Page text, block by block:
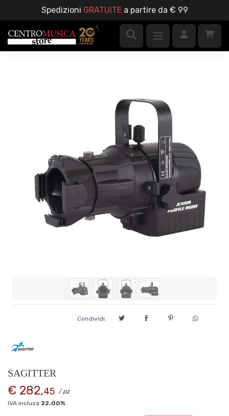
Spedizioni GRATUITEa partire da € 99
Condividi:
SAGITTER
€ 282,45 / pz
IVA inclusa 22.00%